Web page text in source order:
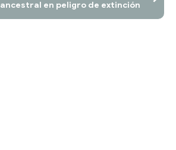
ancestral en peligro de extinción